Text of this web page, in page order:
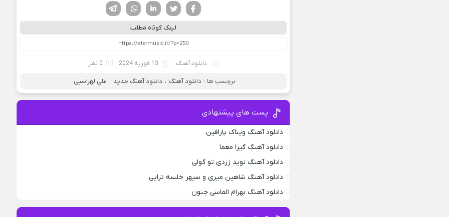
لینکدین تویتر
فیسوک
لینک کوتاه مطلب
دانلود آهنگ 13 فوریه 2024 0 نظر
برچسب ها : دانلود آهنگ ، دانلود آهنگ جدید ، علی لهراسبی
پست های پیشنهادی
دانلود آهنگ ویناک پارافین
دانلود آهنگ گیرا معما
دانلود آهنگ نوید زردی تو گولی
دانلود آهنگ شاهین میری و سپهر خلسه تراپی
دانلود آهنگ بهرام الماسی جنون